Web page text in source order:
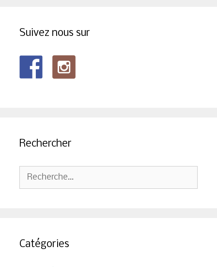
Suivez nous sur
Rechercher
Rechercher :
Catégories